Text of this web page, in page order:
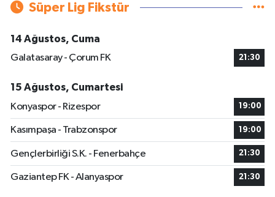
Süper Lig Fikstür
14 Ağustos, Cuma
Galatasaray - Çorum FK
21:30
15 Ağustos, Cumartesi
Konyaspor - Rizespor
19:00
Kasımpaşa - Trabzonspor 19:00
Gençlerbirliği S.K. - Fenerbahçe 21:30
Gaziantep FK - Alanyaspor 21:30